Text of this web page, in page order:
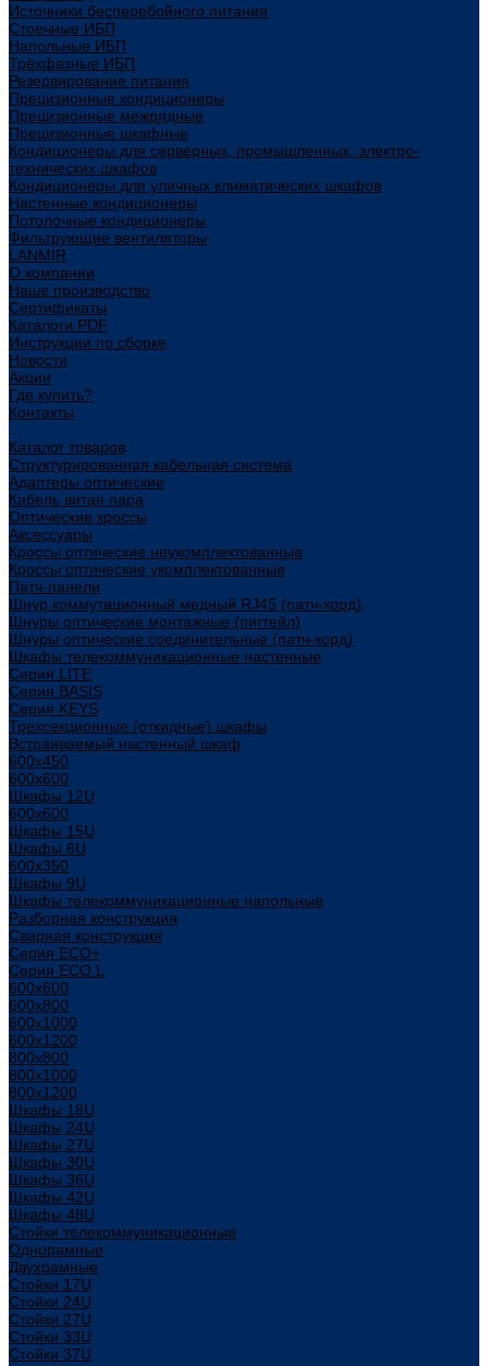
Источники бесперебойного питания
Стоечные ИБП
Напольные ИБП
Трёхфазные ИБП
Резервирование питания
Прецизионные кондиционеры
Прецизионные межрядные
Прецизионные шкафные
Кондиционеры для серверных, промышленных, электро-
технических шкафов
Кондиционеры для уличных климатических шкафов
Настенные кондиционеры
Потолочные кондиционеры
Фильтрующие вентиляторы
LANMIR
О компании
Наше производство
Сертификаты
Каталоги PDF
Инструкции по сборке
Новости
Акции
Где купить?
Контакты
Каталог товаров
Структурированная кабельная система
Адаптеры оптические
Кабель витая пара
Оптические кроссы
Аксессуары
Кроссы оптические неукомплектованные
Кроссы оптические укомплектованные
Патч-панели
Шнур коммутационный медный RJ45 (патч-корд)
Шнуры оптические монтажные (пигтейл)
Шнуры оптические соединительные (патч-корд)
Шкафы телекоммуникационные настенные
Cерия LITE
Cерия BASIS
Cерия KEYS
Трехсекционные (откидные) шкафы
Встраиваемый настенный шкаф
600x450
600x600
Шкафы 12U
600x600
Шкафы 15U
Шкафы 6U
600x350
Шкафы 9U
Шкафы телекоммуникационные напольные
Разборная конструкция
Сварная конструкция
Серия ECO+
Серия ECO L
600x600
600x800
600х1000
600х1200
800x800
800х1000
800х1200
Шкафы 18U
Шкафы 24U
Шкафы 27U
Шкафы 30U
Шкафы 36U
Шкафы 42U
Шкафы 48U
Стойки телекоммуникационные
Однорамные
Двухрамные
Стойки 17U
Стойки 24U
Стойки 27U
Стойки 33U
Стойки 37U